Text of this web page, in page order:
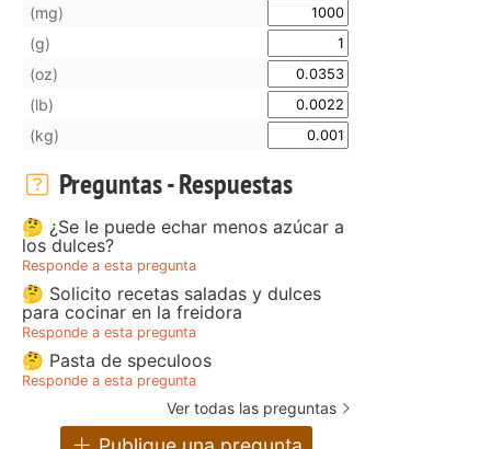
(mg)
(g)
(oz)
(lb)
(kg)
Preguntas - Respuestas
🤔 ¿Se le puede echar menos azúcar a
los dulces?
Responde a esta pregunta
🤔 Solicito recetas saladas y dulces
para cocinar en la freidora
Responde a esta pregunta
🤔 Pasta de speculoos
Responde a esta pregunta
Ver todas las preguntas